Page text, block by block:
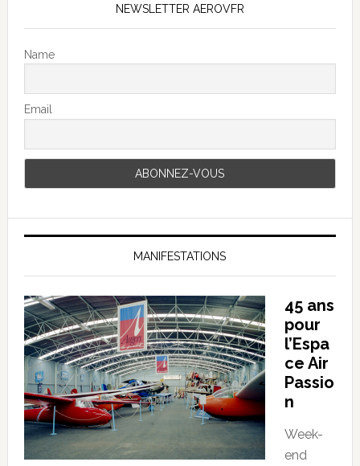
NEWSLETTER AEROVFR
Name
Email
MANIFESTATIONS
45 ans
pour
l’Espa
ce Air
Passio
n
Week-
end